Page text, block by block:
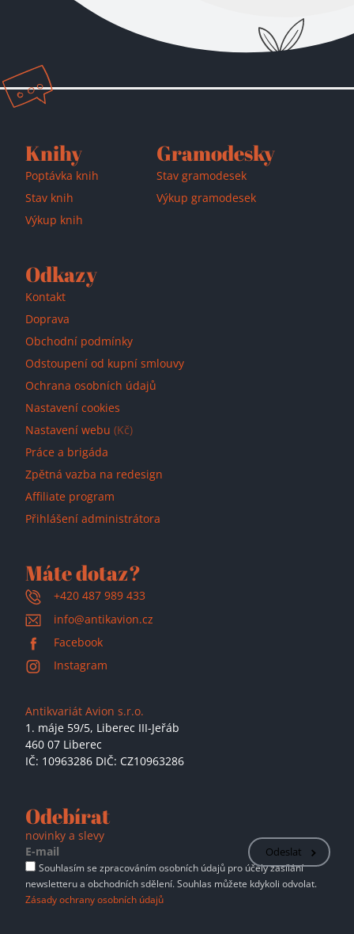
Knihy
Poptávka knih
Stav knih
Výkup knih
Gramodesky
Stav gramodesek
Výkup gramodesek
Odkazy
Kontakt
Doprava
Obchodní podmínky
Odstoupení od kupní smlouvy
Ochrana osobních údajů
Nastavení cookies
Nastavení webu (Kč)
Práce a brigáda
Zpětná vazba na redesign
Affiliate program
Přihlášení administrátora
Máte dotaz?
+420 487 989 433
info@antikavion.cz
Facebook
Instagram
Antikvariát Avion s.r.o.
1. máje 59/5, Liberec III-Jeřáb
460 07 Liberec
IČ: 10963286 DIČ: CZ10963286
Odebírat
novinky a slevy
Odeslat
Souhlasím se zpracováním osobních údajů pro účely zasílání
newsletteru a obchodních sdělení. Souhlas můžete kdykoli odvolat.
Zásady ochrany osobních údajů